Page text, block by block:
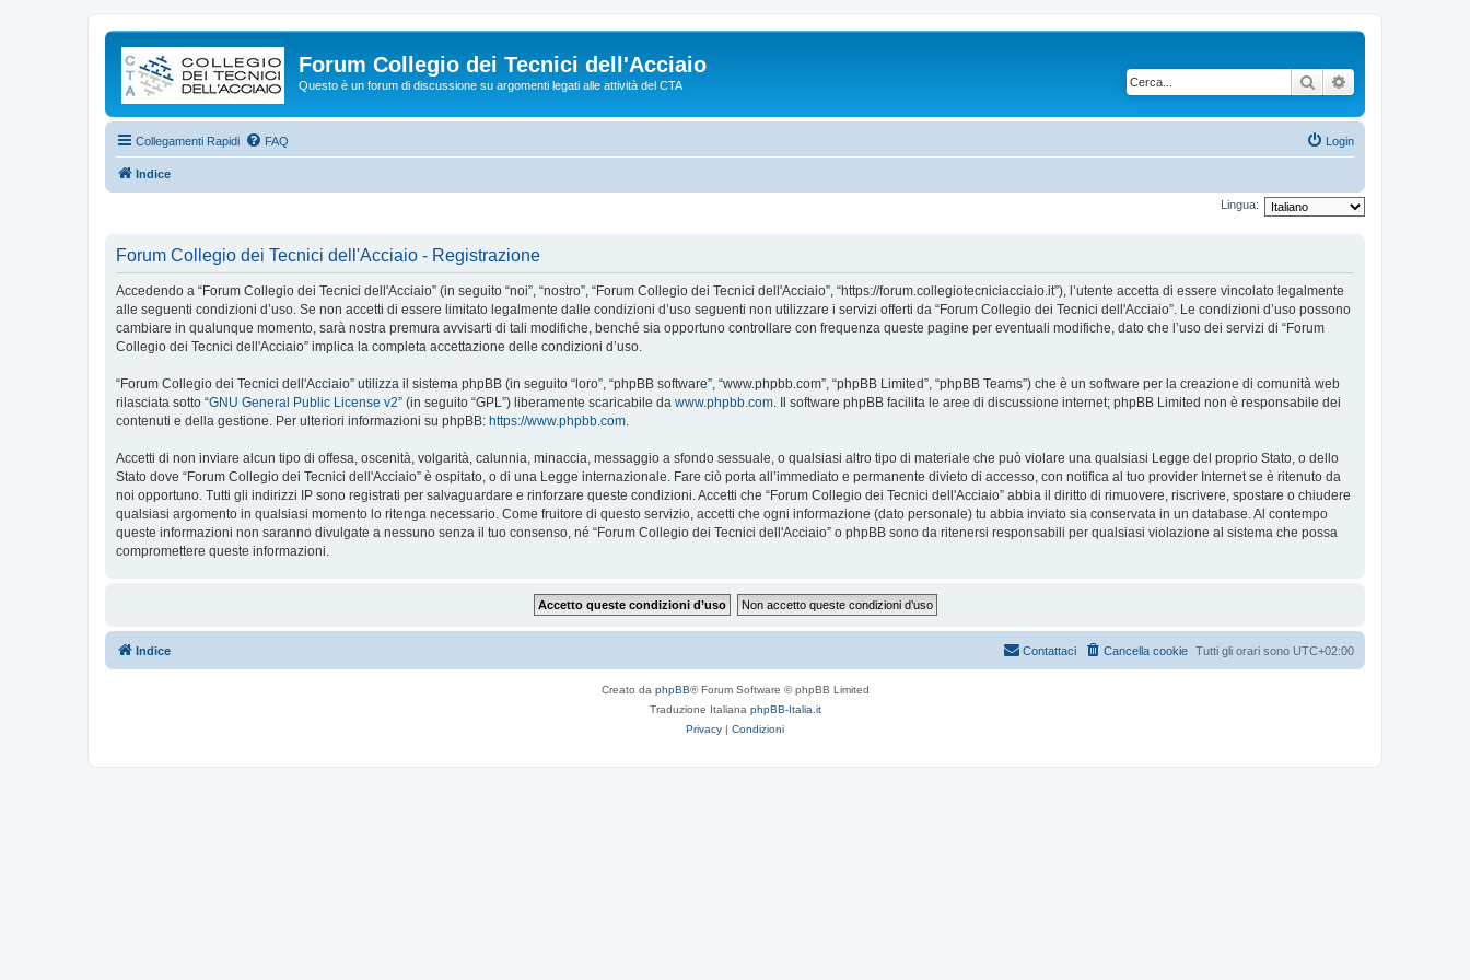
Forum Collegio dei Tecnici dell'Acciaio
Questo è un forum di discussione su argomenti legati alle attività del CTA Cerca
Collegamenti Rapidi FAQ Login
Indice
Lingua:
Forum Collegio dei Tecnici dell'Acciaio - Registrazione
Accedendo a “Forum Collegio dei Tecnici dell'Acciaio” (in seguito “noi”, “nostro”, “Forum Collegio dei Tecnici dell'Acciaio”, “https://forum.collegiotecniciacciaio.it”), l’utente accetta di essere vincolato legalmente
alle seguenti condizioni d’uso. Se non accetti di essere limitato legalmente dalle condizioni d’uso seguenti non utilizzare i servizi offerti da “Forum Collegio dei Tecnici dell'Acciaio”. Le condizioni d’uso possono
cambiare in qualunque momento, sarà nostra premura avvisarti di tali modifiche, benché sia opportuno controllare con frequenza queste pagine per eventuali modifiche, dato che l’uso dei servizi di “Forum
Collegio dei Tecnici dell'Acciaio” implica la completa accettazione delle condizioni d’uso.
“Forum Collegio dei Tecnici dell'Acciaio” utilizza il sistema phpBB (in seguito “loro”, “phpBB software”, “www.phpbb.com”, “phpBB Limited”, “phpBB Teams”) che è un software per la creazione di comunità web
rilasciata sotto “GNU General Public License v2” (in seguito “GPL”) liberamente scaricabile da www.phpbb.com. Il software phpBB facilita le aree di discussione internet; phpBB Limited non è responsabile dei
contenuti e della gestione. Per ulteriori informazioni su phpBB: https://www.phpbb.com.
Accetti di non inviare alcun tipo di offesa, oscenità, volgarità, calunnia, minaccia, messaggio a sfondo sessuale, o qualsiasi altro tipo di materiale che può violare una qualsiasi Legge del proprio Stato, o dello
Stato dove “Forum Collegio dei Tecnici dell'Acciaio” è ospitato, o di una Legge internazionale. Fare ciò porta all’immediato e permanente divieto di accesso, con notifica al tuo provider Internet se è ritenuto da
noi opportuno. Tutti gli indirizzi IP sono registrati per salvaguardare e rinforzare queste condizioni. Accetti che “Forum Collegio dei Tecnici dell'Acciaio” abbia il diritto di rimuovere, riscrivere, spostare o chiudere
qualsiasi argomento in qualsiasi momento lo ritenga necessario. Come fruitore di questo servizio, accetti che ogni informazione (dato personale) tu abbia inviato sia conservata in un database. Al contempo
queste informazioni non saranno divulgate a nessuno senza il tuo consenso, né “Forum Collegio dei Tecnici dell'Acciaio” o phpBB sono da ritenersi responsabili per qualsiasi violazione al sistema che possa
compromettere queste informazioni.
Indice Tutti gli orari sono UTC+02:00
Cancella cookie
Contattaci
Creato da phpBB® Forum Software © phpBB Limited
Traduzione Italiana phpBB-Italia.it
Privacy | Condizioni